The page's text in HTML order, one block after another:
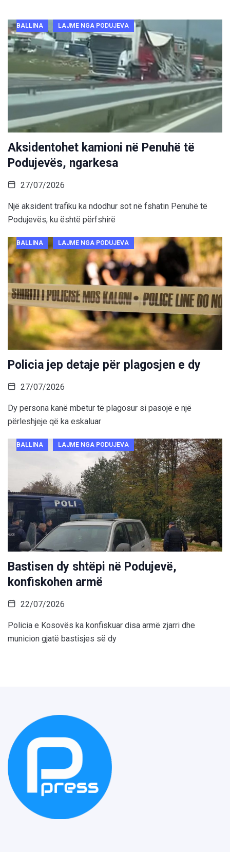
BALLINA LAJME NGA PODUJEVA
Aksidentohet kamioni në Penuhë të
Podujevës, ngarkesa
27/07/2026
Një aksident trafiku ka ndodhur sot në fshatin Penuhë të
Podujevës, ku është përfshirë
BALLINA LAJME NGA PODUJEVA
Policia jep detaje për plagosjen e dy
27/07/2026
Dy persona kanë mbetur të plagosur si pasojë e një
përleshjeje që ka eskaluar
BALLINA LAJME NGA PODUJEVA
Bastisen dy shtëpi në Podujevë,
konfiskohen armë
22/07/2026
Policia e Kosovës ka konfiskuar disa armë zjarri dhe
municion gjatë bastisjes së dy